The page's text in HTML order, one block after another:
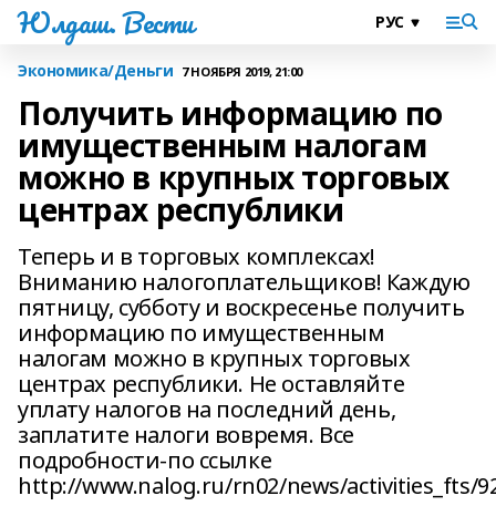
Юлдаш. Вести
Экономика/Деньги 7 НОЯБРЯ 2019, 21:00
Получить информацию по
имущественным налогам
можно в крупных торговых
центрах республики
Теперь и в торговых комплексах!
Вниманию налогоплательщиков! Каждую
пятницу, субботу и воскресенье получить
информацию по имущественным
налогам можно в крупных торговых
центрах республики. Не оставляйте
уплату налогов на последний день,
заплатите налоги вовремя. Все
подробности-по ссылке
http://www.nalog.ru/rn02/news/activities_fts/